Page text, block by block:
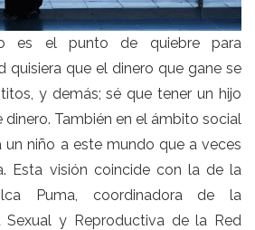
es el punto de quiebre para
quisiera que el dinero que gane se
y demás; sé que tener un hijo
dinero. También en el ámbito social
niño a este mundo que a veces
Esta visión coincide con la de la
Puma, coordinadora de la
Sexual y Reproductiva de la Red